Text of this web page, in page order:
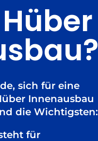
Hüber
sich für eine
Innenausbau
die Wichtigsten:
für